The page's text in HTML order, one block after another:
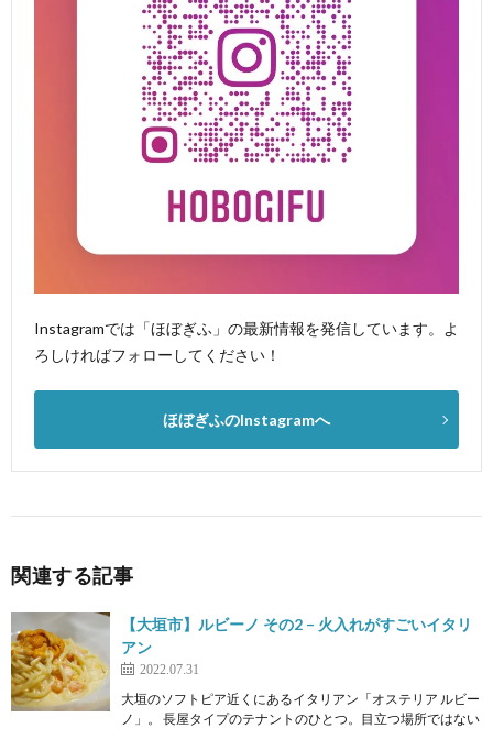
Instagramでは「ほぼぎふ」の最新情報を発信しています。よ
ろしければフォローしてください！
ほぼぎふのInstagramへ
関連する記事
【大垣市】ルビーノ その2 – 火入れがすごいイタリ
アン
2022.07.31
大垣のソフトピア近くにあるイタリアン「オステリア ルビー
ノ」。 長屋タイプのテナントのひとつ。目立つ場所ではない